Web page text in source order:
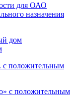
для ОАО
назначения
дом
положительным
с положительным